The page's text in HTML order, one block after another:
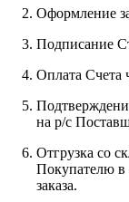
Оформление
Подписание
Оплата Счета
на р/с
Отгрузка со
Покупателю в
заказа.